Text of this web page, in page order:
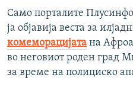
Само порталите
ја објавија веста за
комеморацијата на
во неговиот роден град
за време на полициско